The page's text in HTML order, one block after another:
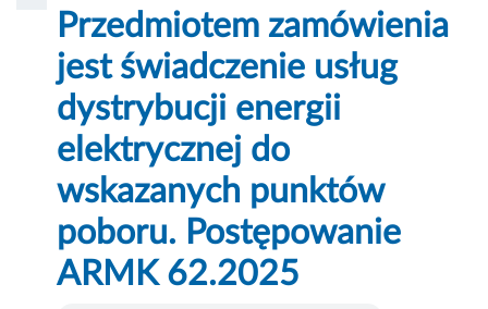
Przedmiotem zamówienia
jest świadczenie usług
dystrybucji energii
elektrycznej do
wskazanych punktów
poboru. Postępowanie
ARMK 62.2025